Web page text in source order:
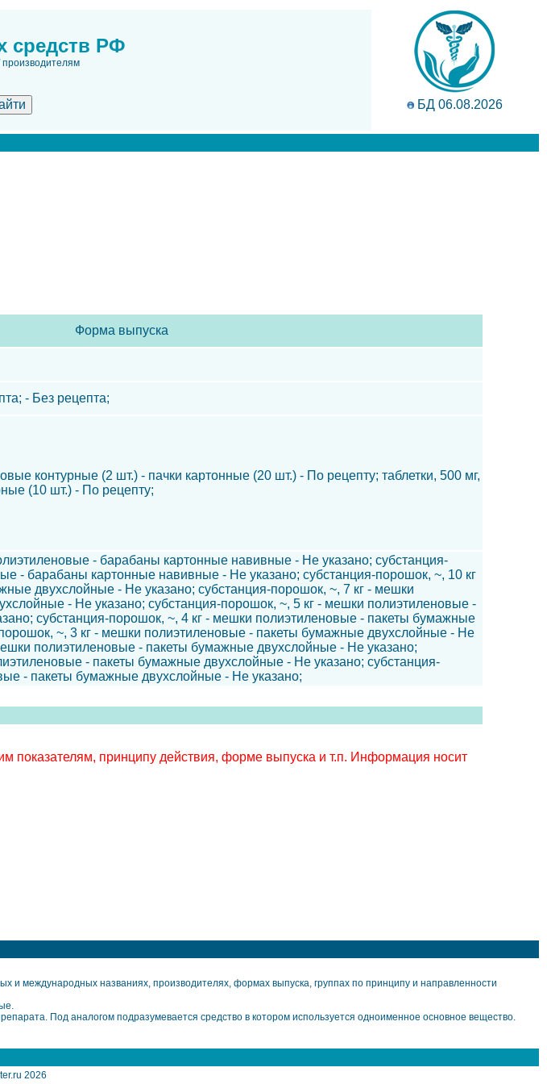
средств РФ
БД 06.08.2026
Форма выпуска
- Без рецепта;
контурные (2 шт.) - пачки картонные (20 шт.) - По рецепту; таблетки, 500 мг,
(10 шт.) - По рецепту;
- барабаны картонные навивные - Не указано; субстанция-
- барабаны картонные навивные - Не указано; субстанция-порошок, ~, 10 кг
двухслойные - Не указано; субстанция-порошок, ~, 7 кг - мешки
- Не указано; субстанция-порошок, ~, 5 кг - мешки полиэтиленовые -
субстанция-порошок, ~, 4 кг - мешки полиэтиленовые - пакеты бумажные
~, 3 кг - мешки полиэтиленовые - пакеты бумажные двухслойные - Не
полиэтиленовые - пакеты бумажные двухслойные - Не указано;
- пакеты бумажные двухслойные - Не указано; субстанция-
- пакеты бумажные двухслойные - Не указано;
показателям, принципу действия, форме выпуска и т.п. Информация носит
и международных названиях, производителях, формах выпуска, группах по принципу и направленности
Под аналогом подразумевается средство в котором используется одноименное основное вещество.
2026